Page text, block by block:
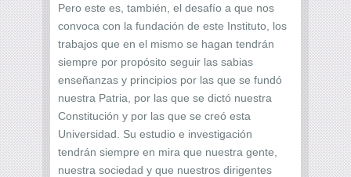
Pero este es, también, el desafío a que nos
convoca con la fundación de este Instituto, los
trabajos que en el mismo se hagan tendrán
siempre por propósito seguir las sabias
enseñanzas y principios por las que se fundó
nuestra Patria, por las que se dictó nuestra
Constitución y por las que se creó esta
Universidad. Su estudio e investigación
tendrán siempre en mira que nuestra gente,
nuestra sociedad y que nuestros dirigentes